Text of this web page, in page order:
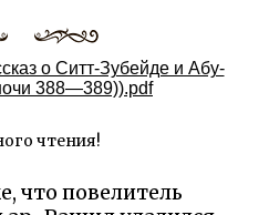
о Ситт-Зубейде и Абу-
388—389)).pdf
чтения!
что повелитель